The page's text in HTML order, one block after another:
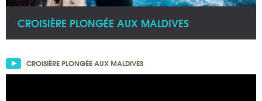
CROISIÈRE PLONGÉE AUX MALDIVES
CROISIÈRE PLONGÉE AUX MALDIVES